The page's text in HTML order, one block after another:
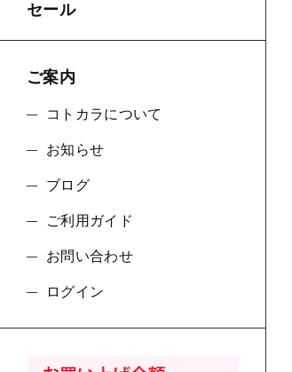
セール
ご案内
コトカラについて
お知らせ
ブログ
ご利用ガイド
お問い合わせ
ログイン